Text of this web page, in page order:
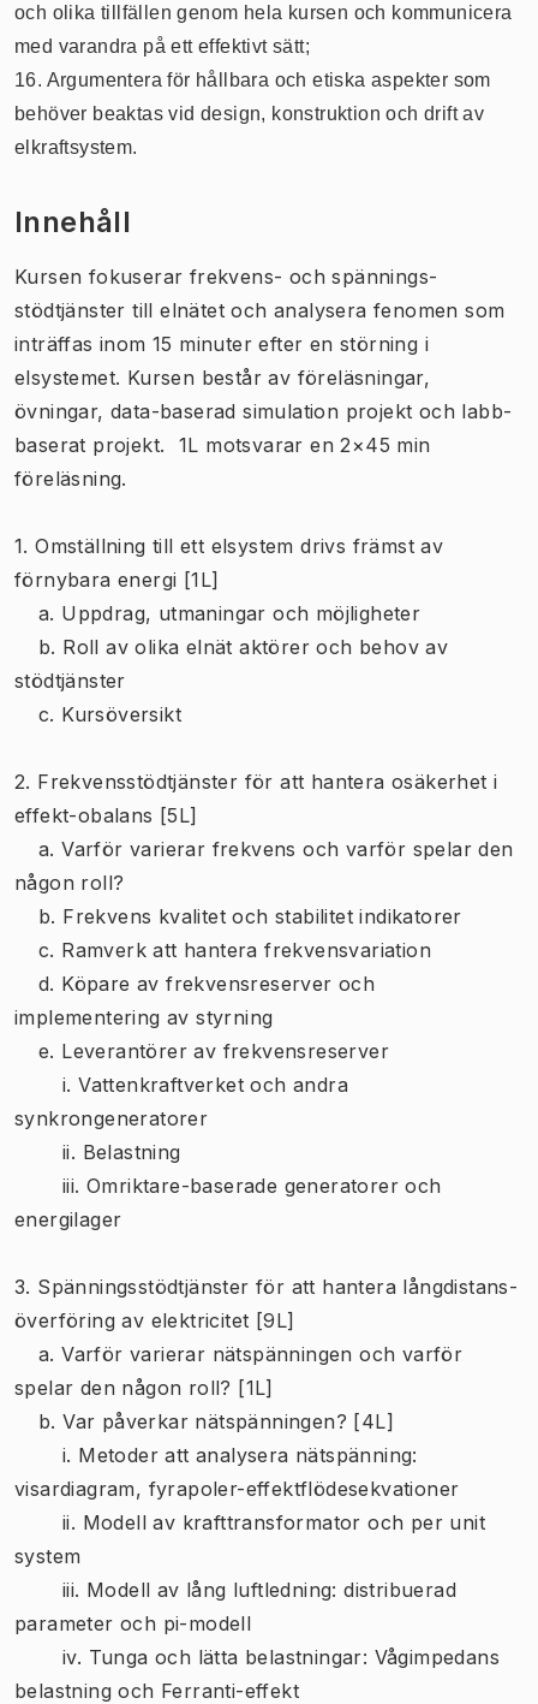
och olika tillfällen genom hela kursen och kommunicera
med varandra på ett effektivt sätt;
16. Argumentera för hållbara och etiska aspekter som
behöver beaktas vid design, konstruktion och drift av
elkraftsystem.
Innehåll
Kursen fokuserar frekvens- och spännings-
stödtjänster till elnätet och analysera fenomen som
inträffas inom 15 minuter efter en störning i
elsystemet. Kursen består av föreläsningar,
övningar, data-baserad simulation projekt och labb-
baserat projekt. 1L motsvarar en 2×45 min
föreläsning.
1. Omställning till ett elsystem drivs främst av
förnybara energi [1L]
a. Uppdrag, utmaningar och möjligheter
b. Roll av olika elnät aktörer och behov av
stödtjänster
c. Kursöversikt
2. Frekvensstödtjänster för att hantera osäkerhet i
effekt-obalans [5L]
a. Varför varierar frekvens och varför spelar den
någon roll?
b. Frekvens kvalitet och stabilitet indikatorer
c. Ramverk att hantera frekvensvariation
d. Köpare av frekvensreserver och
implementering av styrning
e. Leverantörer av frekvensreserver
i. Vattenkraftverket och andra
synkrongeneratorer
ii. Belastning
iii. Omriktare-baserade generatorer och
energilager
3. Spänningsstödtjänster för att hantera långdistans-
överföring av elektricitet [9L]
a. Varför varierar nätspänningen och varför
spelar den någon roll? [1L]
b. Var påverkar nätspänningen? [4L]
i. Metoder att analysera nätspänning:
visardiagram, fyrapoler-effektflödesekvationer
ii. Modell av krafttransformator och per unit
system
iii. Modell av lång luftledning: distribuerad
parameter och pi-modell
iv. Tunga och lätta belastningar: Vågimpedans
belastning och Ferranti-effekt